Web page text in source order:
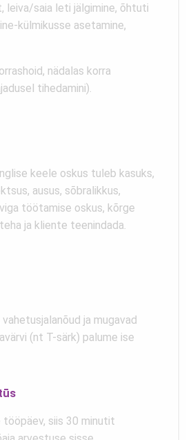
leiva/saia leti jälgimine, õhtuti
külmikusse asetamine,
nädalas korra
tihedamini).
keele oskus tuleb kasuks,
ausus, sõbralikkus,
töötamise oskus, kõrge
ja kliente teenindada.
ja mugavad
(nt T-särk) palume ise
tööpäev, siis 30 minutit